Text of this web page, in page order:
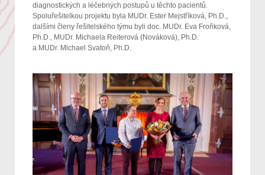
diagnostických a léčebných postupů u těchto pacientů.
Spoluřešitelkou projektu byla MUDr. Ester Mejstříková, Ph.D.,
dalšími členy řešitelského týmu byli doc. MUDr. Eva Froňková,
Ph.D., MUDr. Michaela Reiterová (Nováková), Ph.D.
a MUDr. Michael Svatoň, Ph.D.